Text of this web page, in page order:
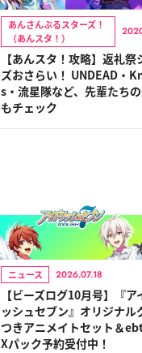
あんさんぶるスターズ！
（あんスタ！）
【あんスタ！攻略】返礼祭
ズおさらい！ UNDEAD・
s・流星隊など、先輩たち
もチェック
ニュース 2026.07.18
【ビーズログ10月号】『ア
ッシュセブン』オリジナル
つきアニメイトセット＆
Xパック予約受付中！